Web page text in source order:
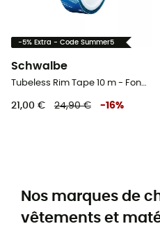
-5% Extra - Code Summer5
Schwalbe
Tubeless Rim Tape 10 m - Fond de jante vélo
21,00 € 24,90 € -16%
Nos marques de
vêtements et